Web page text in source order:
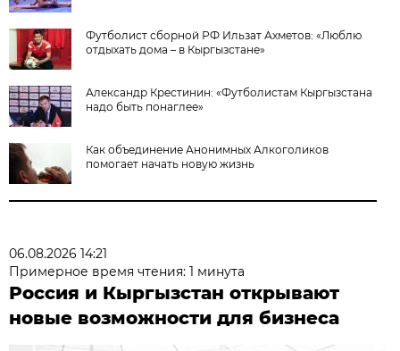
Футболист сборной РФ Ильзат Ахметов: «Люблю
отдыхать дома – в Кыргызстане»
Александр Крестинин: «Футболистам Кыргызстана
надо быть понаглее»
Как объединение Анонимных Алкоголиков
помогает начать новую жизнь
06.08.2026 14:21
Примерное время чтения: 1 минута
Россия и Кыргызстан открывают
новые возможности для бизнеса